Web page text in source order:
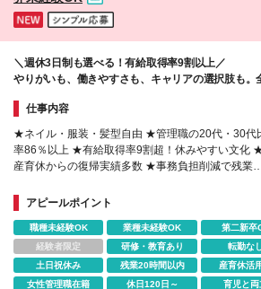
＼週休3日制も選べる！有給取得率9割以上／
やりがいも、働きやすさも、キャリアの選択肢も。
仕事内容
★ネイル・服装・髪型自由 ★管理職の20代・30代
率86％以上 ★有給取得率9割超！休みやすい文化
産育休からの復帰実績多数 ★事務負担削減で残業
アピールポイント
職種未経験OK 業種未経験OK 第二新卒
経験者限定
研修・教育あり 転勤な
土日祝休み
残業20時間以内 産育休活
女性管理職在籍
休日120日～ 育児と両